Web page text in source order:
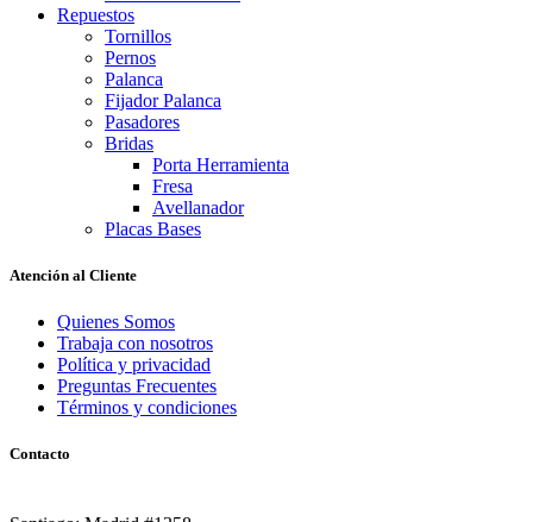
Repuestos
Tornillos
Pernos
Palanca
Fijador Palanca
Pasadores
Bridas
Porta Herramienta
Fresa
Avellanador
Placas Bases
Atención al Cliente
Quienes Somos
Trabaja con nosotros
Política y privacidad
Preguntas Frecuentes
Términos y condiciones
Contacto